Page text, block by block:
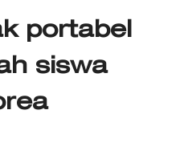
portabel
siswa